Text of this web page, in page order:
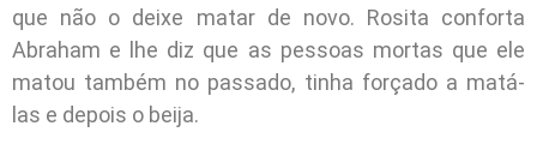
que não o deixe matar de novo. Rosita conforta
Abraham e lhe diz que as pessoas mortas que ele
matou também no passado, tinha forçado a matá-
las e depois o beija.